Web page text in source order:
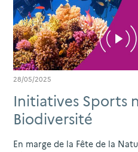
28/05/2025
Initiatives Sports
Biodiversité
En marge de la Fête de la